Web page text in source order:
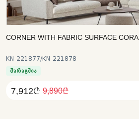
CORNER WITH FABRIC SURFACE CORA
KN-221877/KN-221878
მარაგშია
7,912₾ 9,890₾